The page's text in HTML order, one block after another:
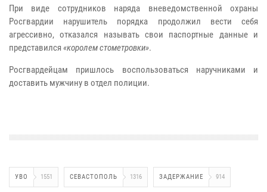
При виде сотрудников наряда вневедомственной охраны
Росгвардии нарушитель порядка продолжил вести себя
агрессивно, отказался называть свои паспортные данные и
представился «королем стометровки».
Росгвардейцам пришлось воспользоваться наручниками и
доставить мужчину в отдел полиции.
УВО 1551 СЕВАСТОПОЛЬ 1316 ЗАДЕРЖАНИЕ 914